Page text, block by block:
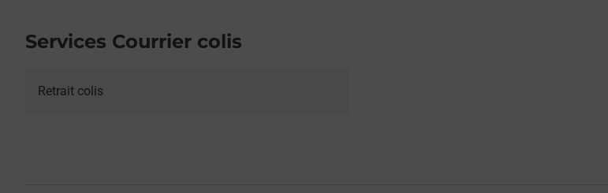
Services Courrier colis
Retrait colis